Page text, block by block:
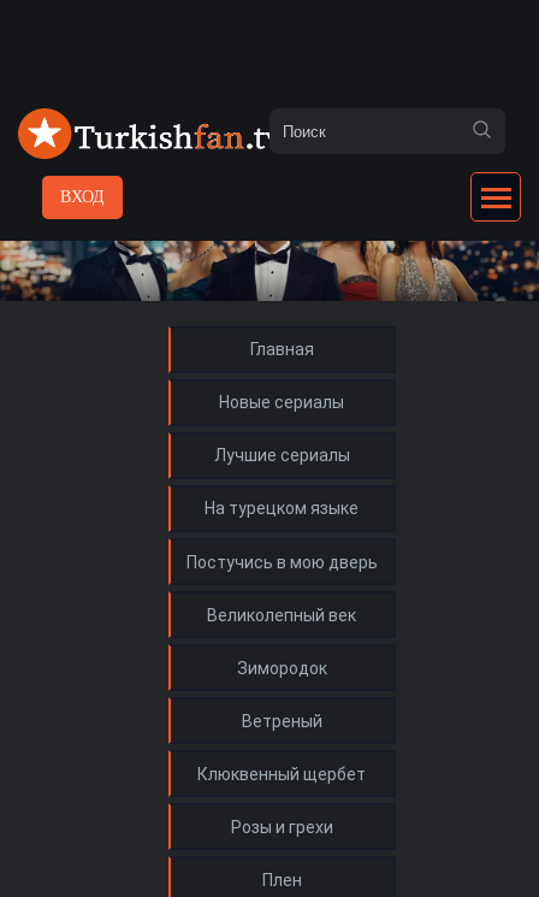
ВХОД
Главная
Новые сериалы
Лучшие сериалы
На турецком языке